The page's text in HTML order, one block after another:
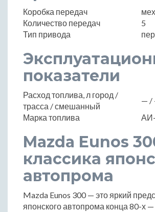
Коробка передач
Количество передач
5
Тип привода
показатели
Расход топлива, л город /
трасса / смешанный
— /
Марка топлива
Mazda Eunos
классика
автопрома
Mazda Eunos 300 — это яркий
японского автопрома конца 80-х